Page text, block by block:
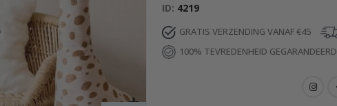
ID 4219
GRATIS VERZENDING VANAF €45
100% TEVREDENHEID GEGARANDEERD